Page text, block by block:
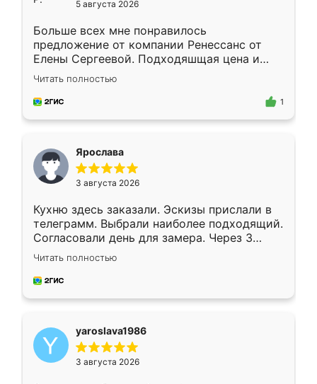
5 августа 2026
Больше всех мне понравилось
предложение от компании Ренессанс от
Елены Сергеевой. Подходяшщая цена и
короткие сроки изготовления. Приехавший
для замера сотрудник Владислав
предложил по моему эскизу самый
Читать полностью
1
Ярослава
3 августа 2026
Кухню здесь заказали. Эскизы прислали в
телеграмм. Выбрали наиболее подходящий.
Согласовали день для замера. Через 3
недели кухня была уже готова. Остались
довольны работой. Спасибо Ренессанс
мебель за качественную работу!
Читать полностью
yaroslava1986
3 августа 2026